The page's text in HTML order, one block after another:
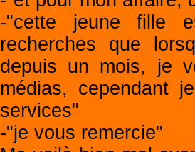
-"cette jeune fille
recherches que
depuis un mois, je
médias, cependant
services"
-"je vous remercie"